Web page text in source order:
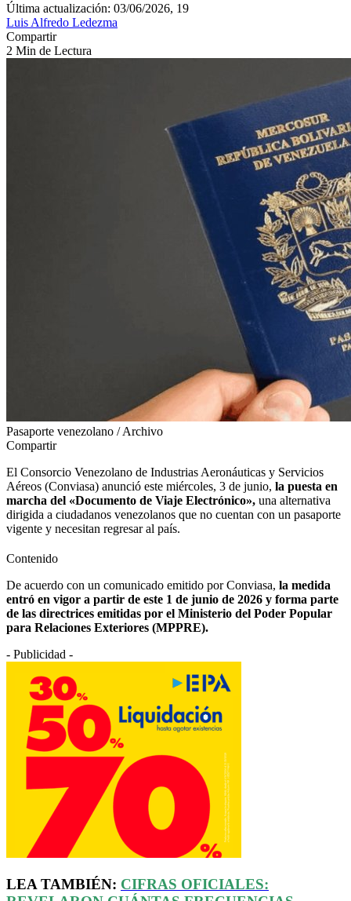
Última actualización: 03/06/2026, 19
Luis Alfredo Ledezma
Compartir
2 Min de Lectura
Pasaporte venezolano / Archivo
Compartir
El Consorcio Venezolano de Industrias Aeronáuticas y Servicios
Aéreos (Conviasa) anunció este miércoles, 3 de junio, la puesta en
marcha del «Documento de Viaje Electrónico», una alternativa
dirigida a ciudadanos venezolanos que no cuentan con un pasaporte
vigente y necesitan regresar al país.
Contenido
De acuerdo con un comunicado emitido por Conviasa, la medida
entró en vigor a partir de este 1 de junio de 2026 y forma parte
de las directrices emitidas por el Ministerio del Poder Popular
para Relaciones Exteriores (MPPRE).
- Publicidad -
LEA TAMBIÉN: CIFRAS OFICIALES: